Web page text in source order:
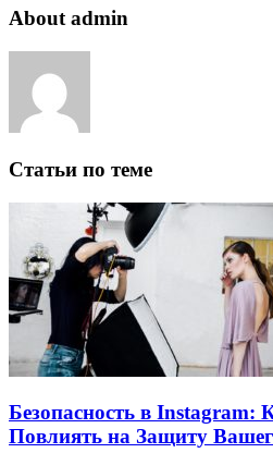
About admin
Статьи по теме
Безопасность в
Повлиять на Защиту